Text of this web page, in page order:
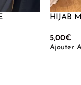
HIJAB
5,00€
Ajouter